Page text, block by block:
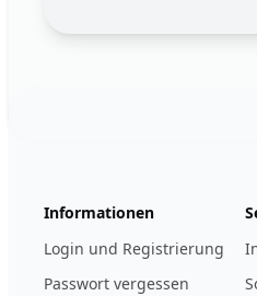
Informationen
Login und Registrierung
Passwort vergessen